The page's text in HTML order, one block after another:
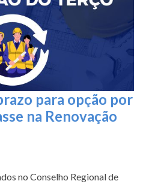
para opção por
na Renovação
no Conselho Regional de